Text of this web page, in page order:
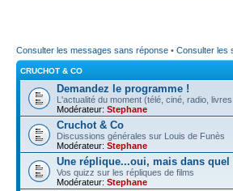
Consulter les messages sans réponse • Consulter les
CRUCHOT & CO
Demandez le programme !
L'actualité du moment (télé, ciné, radio,
Modérateur: Stephane
Cruchot & Co
Discussions générales sur Louis de Funès
Modérateur: Stephane
Une réplique...oui, mais dans
Vos quizz sur les répliques de films
Modérateur: Stephane